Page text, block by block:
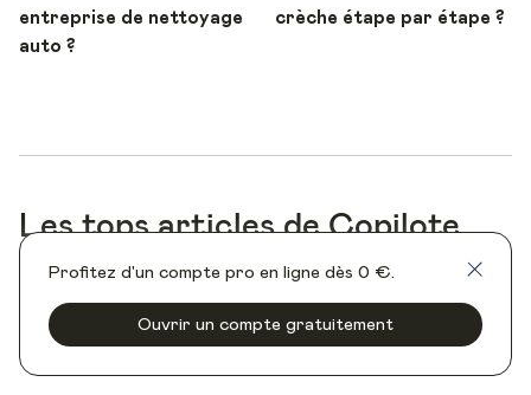
entreprise de nettoyage
auto ?
crèche étape par étape ?
Les tops articles de Copilote
CHOISIR SON STATUT 27 févr.
Quel statut juridique choisir pour mon
Profitez d'un compte pro en ligne dès 0 €.
Ouvrir un compte gratuitement